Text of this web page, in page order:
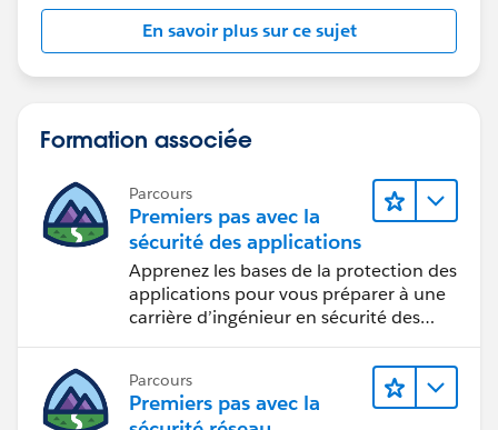
En savoir plus sur ce sujet
Formation associée
Parcours
Premiers pas avec la
sécurité des applications
Apprenez les bases de la protection des
applications pour vous préparer à une
carrière d’ingénieur en sécurité des
Parcours
Premiers pas avec la